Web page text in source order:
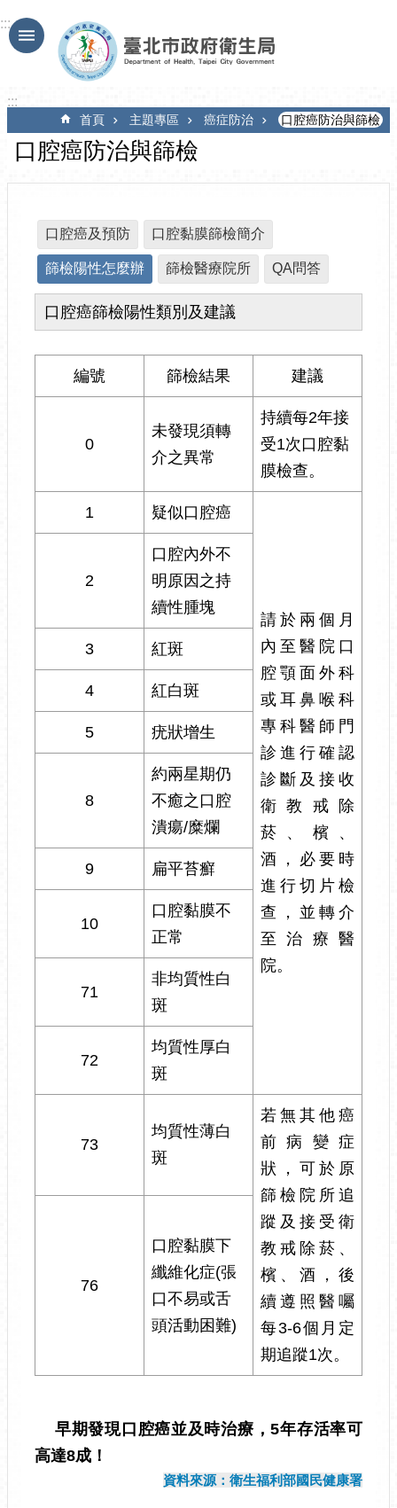
跳到主要內容區塊
:::
:::
首頁 主題專區 癌症防治 口腔癌防治與篩檢
口腔癌防治與篩檢
口腔癌及預防 口腔黏膜篩檢簡介
篩檢陽性怎麼辦 篩檢醫療院所 QA問答
口腔癌篩檢陽性類別及建議
編號 篩檢結果 建議
0
未發現須轉
介之異常
持續每2年接
受1次口腔黏
膜檢查。
1 疑似口腔癌
請於兩個月
內至醫院口
腔顎面外科
或耳鼻喉科
專科醫師門
診進行確認
診斷及接收
衛教戒除
菸、檳、
酒，必要時
進行切片檢
查，並轉介
至治療醫
院。
2
口腔內外不
明原因之持
續性腫塊
3 紅斑
4 紅白斑
5 疣狀增生
8
約兩星期仍
不癒之口腔
潰瘍/糜爛
9 扁平苔癬
10
口腔黏膜不
正常
71
非均質性白
斑
72
均質性厚白
斑
73
均質性薄白
斑
若無其他癌
前病變症
狀，可於原
篩檢院所追
蹤及接受衛
教戒除菸、
檳、酒，後
續遵照醫囑
每3-6個月定
期追蹤1次。
76
口腔黏膜下
纖維化症(張
口不易或舌
頭活動困難)
早期發現口腔癌並及時治療，5年存活率可
高達8成！
資料來源：衛生福利部國民健康署